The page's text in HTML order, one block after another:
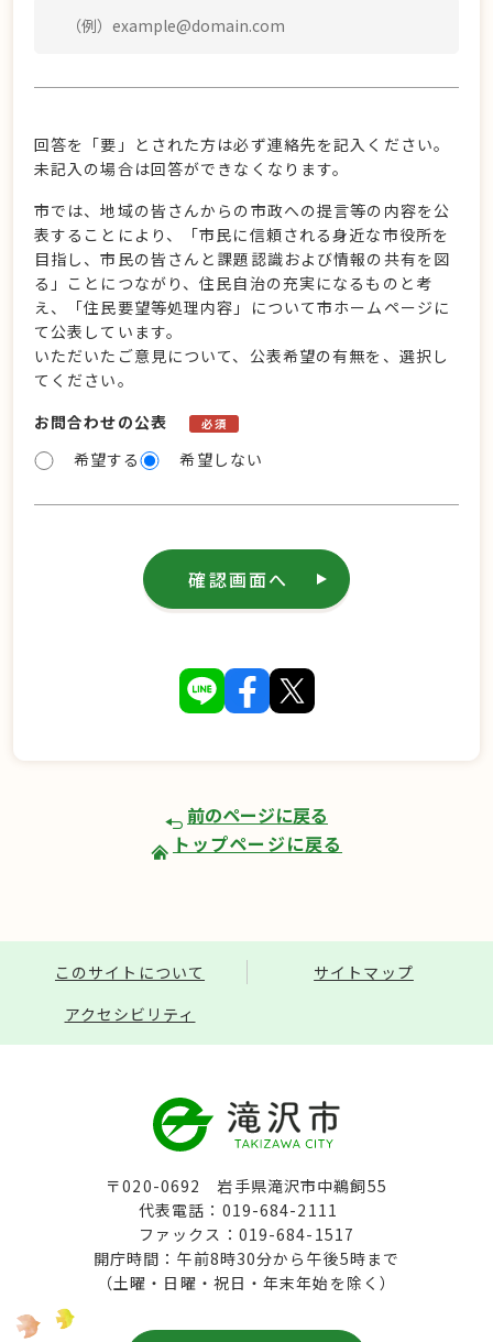
回答を「要」とされた方は必ず連絡先を記入ください。
未記入の場合は回答ができなくなります。
市では、地域の皆さんからの市政への提言等の内容を公
表することにより、「市民に信頼される身近な市役所を
目指し、市民の皆さんと課題認識および情報の共有を図
る」ことにつながり、住民自治の充実になるものと考
え、「住民要望等処理内容」について市ホームページに
て公表しています。
いただいたご意見について、公表希望の有無を、選択し
てください。
お問合わせの公表
必須
希望する 希望しない
確認画面へ
前のページに戻る
トップページに戻る
このサイトについて
サイトマップ
アクセシビリティ
〒020-0692 岩手県滝沢市中鵜飼55
代表電話：019-684-2111
ファックス：019-684-1517
開庁時間：午前8時30分から午後5時まで
（土曜・日曜・祝日・年末年始を除く）